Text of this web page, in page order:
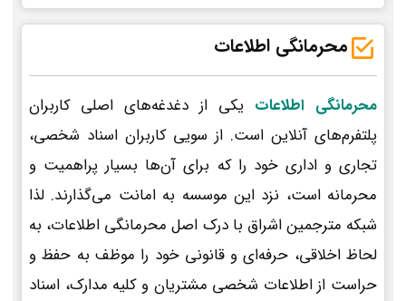
محرمانگی اطلاعات
محرمانگی اطلاعات یکی از دغدغه‌های اصلی کاربران
پلتفرم‌های آنلاین است. از سویی کاربران اسناد شخصی،
تجاری و اداری خود را که برای آن‌ها بسیار پراهمیت و
محرمانه است، نزد این موسسه به امانت می‌گذارند. لذا
شبکه مترجمین اشراق با درک اصل محرمانگی اطلاعات، به
لحاظ اخلاقی، حرفه‌ای و قانونی خود را موظف به حفظ و
حراست از اطلاعات شخصی مشتریان و کلیه مدارک، اسناد